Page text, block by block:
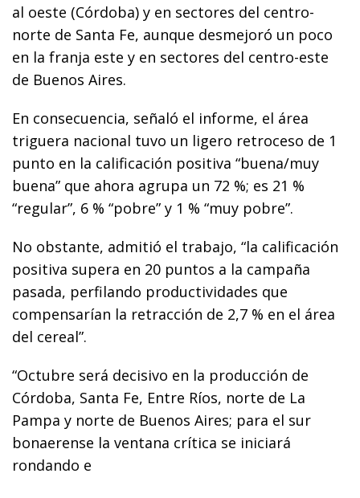
al oeste (Córdoba) y en sectores del centro-
norte de Santa Fe, aunque desmejoró un poco
en la franja este y en sectores del centro-este
de Buenos Aires.
En consecuencia, señaló el informe, el área
triguera nacional tuvo un ligero retroceso de 1
punto en la calificación positiva “buena/muy
buena” que ahora agrupa un 72 %; es 21 %
“regular”, 6 % “pobre” y 1 % “muy pobre”.
No obstante, admitió el trabajo, “la calificación
positiva supera en 20 puntos a la campaña
pasada, perfilando productividades que
compensarían la retracción de 2,7 % en el área
del cereal”.
“Octubre será decisivo en la producción de
Córdoba, Santa Fe, Entre Ríos, norte de La
Pampa y norte de Buenos Aires; para el sur
bonaerense la ventana crítica se iniciará
rondando e